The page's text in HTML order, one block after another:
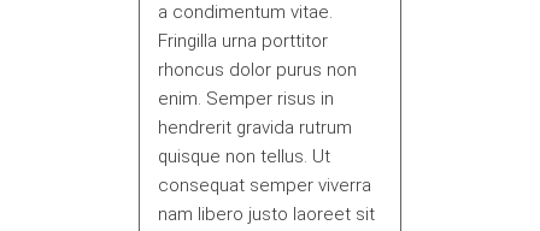
a condimentum vitae.
Fringilla urna porttitor
rhoncus dolor purus non
enim. Semper risus in
hendrerit gravida rutrum
quisque non tellus. Ut
consequat semper viverra
nam libero justo laoreet sit